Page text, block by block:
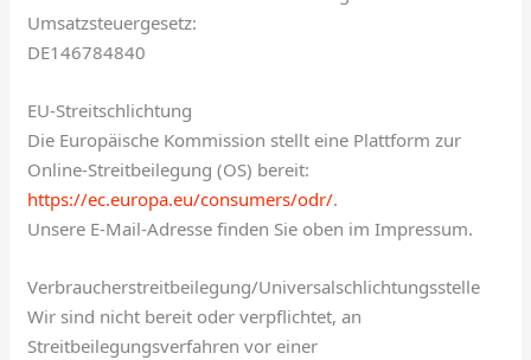
Umsatzsteuergesetz:
DE146784840
EU-Streitschlichtung
Die Europäische Kommission stellt eine Plattform zur
Online-Streitbeilegung (OS) bereit:
https://ec.europa.eu/consumers/odr/.
Unsere E-Mail-Adresse finden Sie oben im Impressum.
Verbraucher­streit­beilegung/Universal­schlichtungs­stelle
Wir sind nicht bereit oder verpflichtet, an
Streitbeilegungsverfahren vor einer